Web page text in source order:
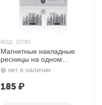
КОД: 10783
Магнитные накладные
ресницы на одном
магните 02# HudaBeauty
нет в наличии
185₽